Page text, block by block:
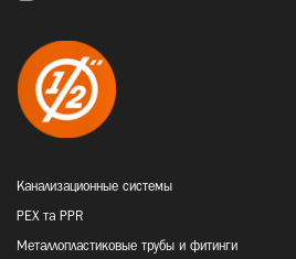
Канализационные системы
PEX та PPR
Металлопластиковые трубы и фитинги